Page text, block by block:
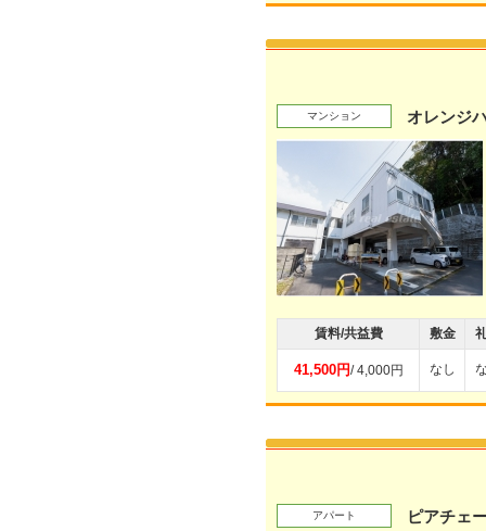
マンション オレンジ
賃料/共益費 敷金
41,500円/ 4,000円 なし
アパート ピアチェ